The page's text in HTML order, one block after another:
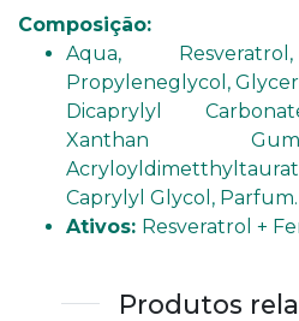
Composição:
Aqua,
Propyleneglycol,
Dicaprylyl
Xanthan
Caprylyl Glycol, Parfum.
Ativos: Resveratrol +
Produtos